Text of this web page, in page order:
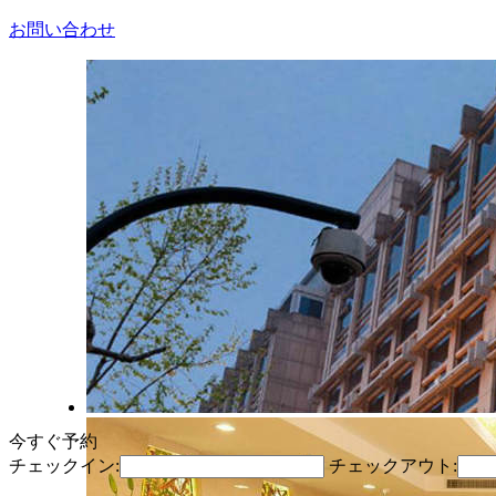
お問い合わせ
今すぐ予約
チェックイン:
チェックアウト: